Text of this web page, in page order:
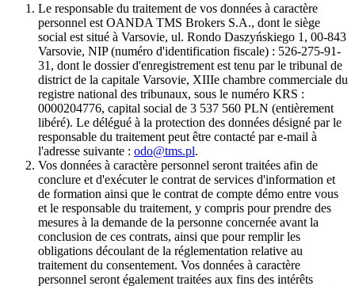
Le responsable du traitement de vos données à caractère
personnel est OANDA TMS Brokers S.A., dont le siège
social est situé à Varsovie, ul. Rondo Daszyńskiego 1, 00-843
Varsovie, NIP (numéro d'identification fiscale) : 526-275-91-
31, dont le dossier d'enregistrement est tenu par le tribunal de
district de la capitale Varsovie, XIIIe chambre commerciale du
registre national des tribunaux, sous le numéro KRS :
0000204776, capital social de 3 537 560 PLN (entièrement
libéré). Le délégué à la protection des données désigné par le
responsable du traitement peut être contacté par e-mail à
l'adresse suivante : odo@tms.pl.
Vos données à caractère personnel seront traitées afin de
conclure et d'exécuter le contrat de services d'information et
de formation ainsi que le contrat de compte démo entre vous
et le responsable du traitement, y compris pour prendre des
mesures à la demande de la personne concernée avant la
conclusion de ces contrats, ainsi que pour remplir les
obligations découlant de la réglementation relative au
traitement du consentement. Vos données à caractère
personnel seront également traitées aux fins des intérêts